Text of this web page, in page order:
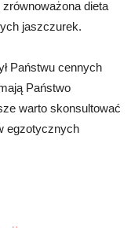
dieta
jaszczurek.
Państwu cennych
Państwo
warto skonsultować
egzotycznych